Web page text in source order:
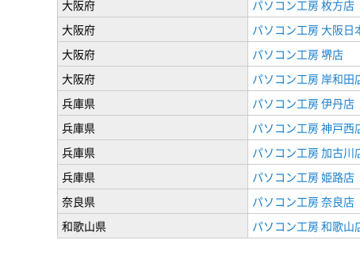
大阪府
パソコン工房 枚方店
大阪府
パソコン工房 大阪日
大阪府
パソコン工房 堺店
大阪府
パソコン工房 岸和田
兵庫県
パソコン工房 伊丹店
兵庫県
パソコン工房 神戸西
兵庫県
パソコン工房 加古川
兵庫県
パソコン工房 姫路店
奈良県
パソコン工房 奈良店
和歌山県
パソコン工房 和歌山